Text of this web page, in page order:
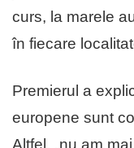
curs, la marele
în fiecare
Premierul a
europene sunt
Altfel, „nu am